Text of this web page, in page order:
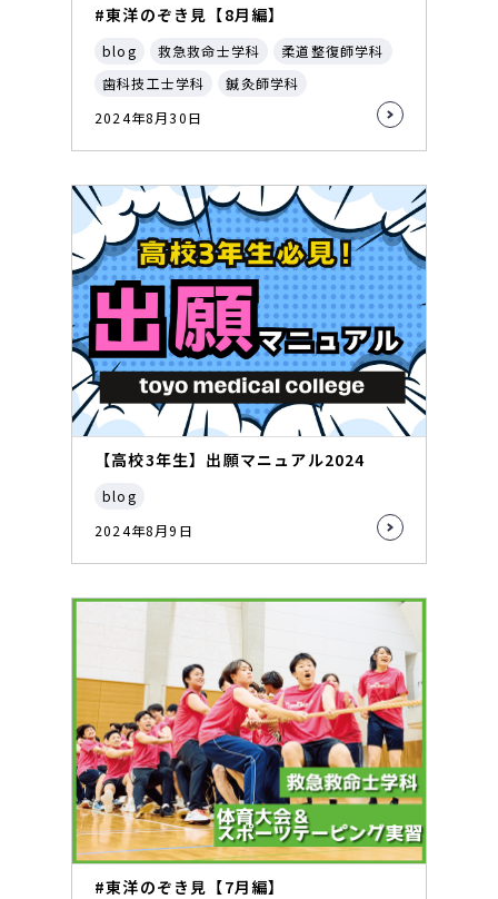
#東洋のぞき見【8月編】
blog 救急救命士学科
柔道整復師学科
歯科技工士学科
鍼灸師学科
2024年8月30日
【高校3年生】出願マニュアル2024
blog
2024年8月9日
#東洋のぞき見【7月編】